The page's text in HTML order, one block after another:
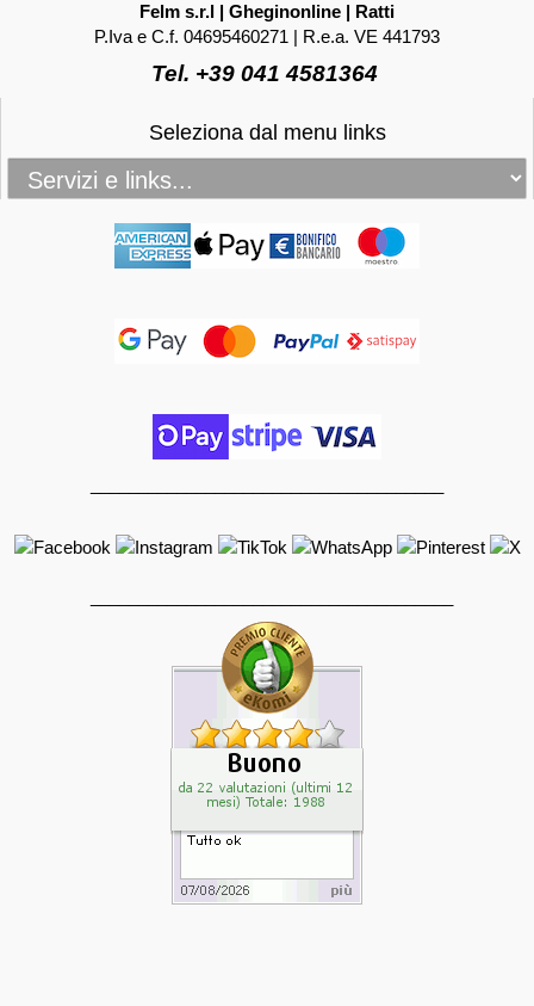
Felm s.r.l | Gheginonline | Ratti
P.Iva e C.f. 04695460271 | R.e.a. VE 441793
Tel. +39 041 4581364
Seleziona dal menu links